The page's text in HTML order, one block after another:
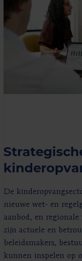
De
nieuwe wet- en
aanbod, en regionale
zijn actuele en
beleidsmakers,
kunnen inspelen op